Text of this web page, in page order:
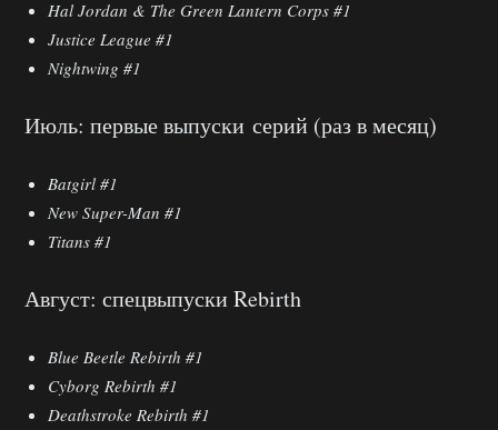
Hal Jordan & The Green Lantern Corps #1
Justice League #1
Nightwing #1
Июль: первые выпуски серий (раз в месяц)
Batgirl #1
New Super-Man #1
Titans #1
Август: спецвыпуски Rebirth
Blue Beetle Rebirth #1
Cyborg Rebirth #1
Deathstroke Rebirth #1